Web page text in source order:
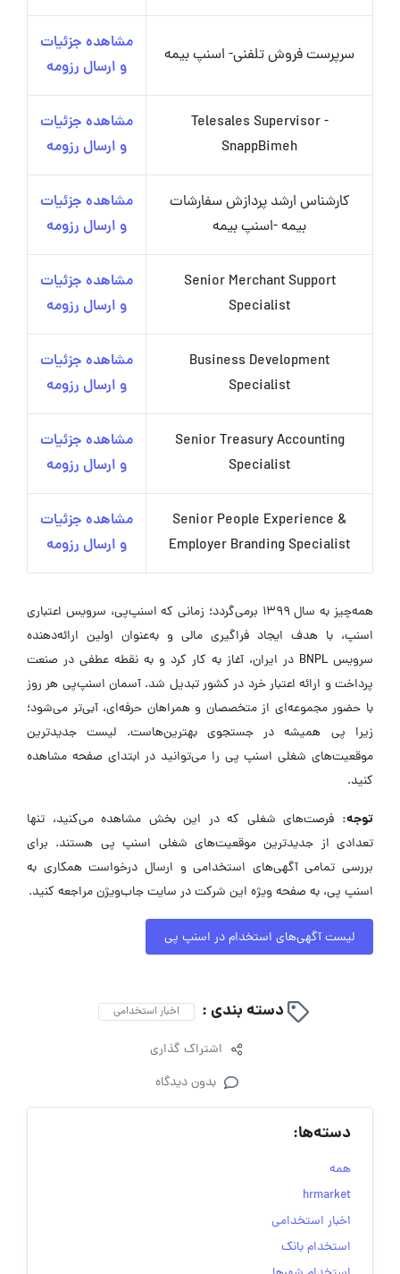
سرپرست فروش تلفنی- اسنپ بیمه
مشاهده جزئیات
و ارسال رزومه
Telesales Supervisor -
SnappBimeh
مشاهده جزئیات
و ارسال رزومه
کارشناس ارشد پردازش سفارشات
بیمه -اسنپ بیمه
مشاهده جزئیات
و ارسال رزومه
Senior Merchant Support
Specialist
مشاهده جزئیات
و ارسال رزومه
Business Development
Specialist
مشاهده جزئیات
و ارسال رزومه
Senior Treasury Accounting
Specialist
مشاهده جزئیات
و ارسال رزومه
Senior People Experience &
Employer Branding Specialist
مشاهده جزئیات
و ارسال رزومه
همه‌چیز به سال ۱۳۹۹ برمی‌گردد؛ زمانی که اسنپ‌پی، سرویس اعتباری
اسنپ، با هدف ایجاد فراگیری مالی و به‌عنوان اولین ارائه‌دهنده
سرویس BNPL در ایران، آغاز به کار کرد و به نقطه عطفی در صنعت
پرداخت و ارائه اعتبار خرد در کشور تبدیل شد. آسمان اسنپ‌پی هر روز
با حضور مجموعه‌ای از متخصصان و همراهان حرفه‌ای، آبی‌تر می‌شود؛
زیرا پی همیشه در جستجوی بهترین‌هاست. لیست جدیدترین
موقعیت‌های شغلی اسنپ پی را می‌توانید در ابتدای صفحه مشاهده
کنید.
توجه: فرصت‌های شغلی که در این بخش مشاهده می‌کنید، تنها
تعدادی از جدیدترین موقعیت‌های شغلی اسنپ پی هستند. برای
بررسی تمامی آگهی‌های استخدامی و ارسال درخواست همکاری به
اسنپ پی، به صفحه ویژه این شرکت در سایت جاب‌ویژن مراجعه کنید.
لیست آگهی‌های استخدام در اسنپ پی
دسته بندی : اخبار استخدامی
اشتراک گذاری
بدون دیدگاه
دسته‌ها:
همه
hrmarket
اخبار استخدامی
استخدام بانک